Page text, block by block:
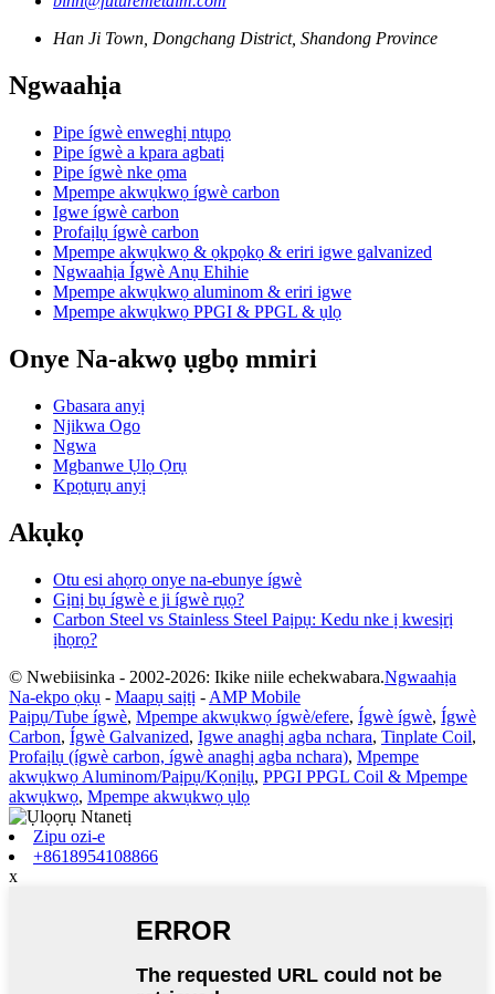
Han Ji Town, Dongchang District, Shandong Province
Ngwaahịa
Pipe ígwè enweghị ntụpọ
Pipe ígwè a kpara agbatị
Pipe ígwè nke ọma
Mpempe akwụkwọ ígwè carbon
Igwe ígwè carbon
Profaịlụ ígwè carbon
Mpempe akwụkwọ & ọkpọkọ & eriri igwe galvanized
Ngwaahịa Ígwè Anụ Ehihie
Mpempe akwụkwọ aluminom & eriri igwe
Mpempe akwụkwọ PPGI & PPGL & ụlọ
Onye Na-akwọ ụgbọ mmiri
Gbasara anyị
Njikwa Ogo
Ngwa
Mgbanwe Ụlọ Ọrụ
Kpọtụrụ anyị
Akụkọ
Otu esi ahọrọ onye na-ebunye ígwè
Gịnị bụ ígwè e ji ígwè rụọ?
Carbon Steel vs Stainless Steel Paịpụ: Kedu nke ị kwesịrị
ịhọrọ?
© Nwebiisinka - 2002-2026: Ikike niile echekwabara.Ngwaahịa
Na-ekpo ọkụ - Maapụ saịtị - AMP Mobile
Paịpụ/Tube ígwè, Mpempe akwụkwọ ígwè/efere, Ígwè ígwè, Ígwè
Carbon, Ígwè Galvanized, Igwe anaghị agba nchara, Tinplate Coil,
Profaịlụ (ígwè carbon, ígwè anaghị agba nchara), Mpempe
akwụkwọ Aluminom/Paịpụ/Kọnịlụ, PPGI PPGL Coil & Mpempe
akwụkwọ, Mpempe akwụkwọ ụlọ
Zipu ozi-e
+8618954108866
x